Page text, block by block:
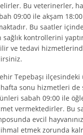
Bu veterinerler,
09:00 ile akşam 18:00
Bu saatler
sağlık kontrollerini
ve tedavi
Tepebaşı
sonu hizmetleri de
sabah 09:00 ile
vermektedirler. Bu
evcil
etmek zorunda